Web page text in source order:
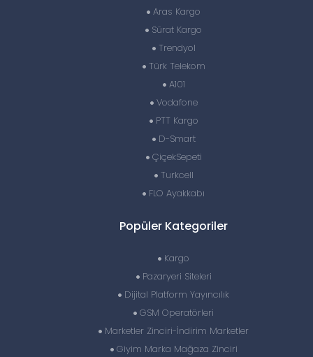
Aras Kargo
Sürat Kargo
Trendyol
Türk Telekom
A101
Vodafone
PTT Kargo
D-Smart
ÇiçekSepeti
Turkcell
FLO Ayakkabı
Popüler Kategoriler
Kargo
Pazaryeri Siteleri
Dijital Platform Yayıncılık
GSM Operatörleri
Marketler Zinciri-İndirim Marketler
Giyim Marka Mağaza Zinciri